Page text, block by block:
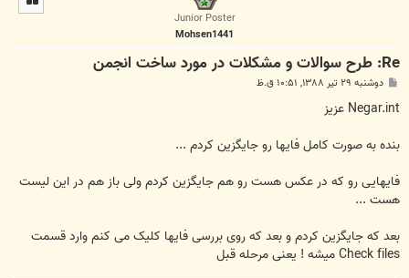
Junior Poster
Mohsen1441
Re: طرح سوالات و مشکلات در مورد ساخت انجمن
پ
ت
دوشنبه ۲۹ تیر ۱۳۸۸, ۱۰:۵۱ ق.ظ
Negar.int عزیز
بنده به صورت کامل فایها رو جایگزین کردم ...
فایهایی رو که در عکس هست رو هم جایگزین کردم ولی باز هم در این لیست
هست ...
بعد که جایگزین کردم و بعد که روی بررسی فایها کلیک می کنم وارد قسمت
Check files میشه ! یعنی مرحله قبل